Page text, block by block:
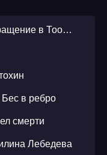
Странный приятель 5. Возвращение в Тооредаан. Книга 2 - Егор Чекрыгин
в ребро
смерти
Лебедева